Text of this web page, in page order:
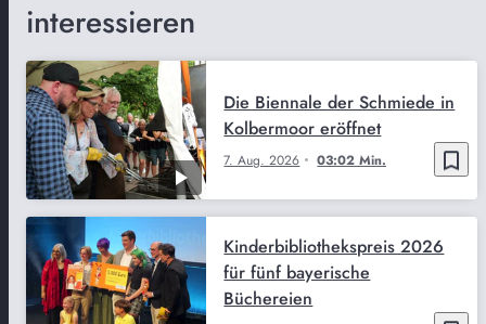
interessieren
bookmark_border
7. Aug. 2026 03:02 Min.
Die Biennale der Schmiede in
Kolbermoor eröffnet
Kinderbibliothekspreis 2026
für fünf bayerische
Büchereien